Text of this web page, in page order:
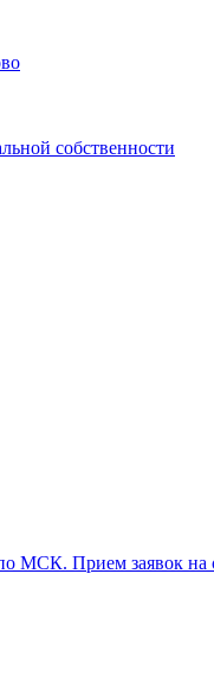
собственности
МСК. Прием заявок на